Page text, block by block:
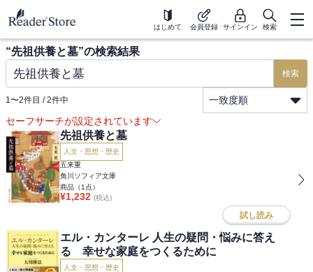
はじめて 会員登録 サインイン 検索
“先祖供養と墓”の検索結果
検索
1〜2件目 / 2件中
一致度順
セーフサーチが設定されています
先祖供養と墓
人文・思想・歴史
五来重
角川ソフィア文庫
商品（1 点）
¥1,232 (税込)
試し読み
エル・カンターレ 人生の疑問・悩みに答え
る 幸せな家庭をつくるために
人文・思想・歴史